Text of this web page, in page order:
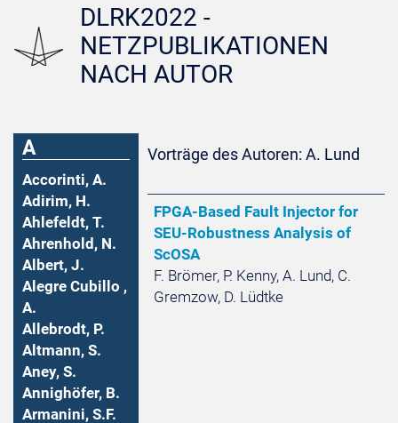
DLRK2022 -
NETZPUBLIKATIONEN
NACH AUTOR
A
Accorinti, A.
Adirim, H.
Ahlefeldt, T.
Ahrenhold, N.
Albert, J.
Alegre Cubillo ,
A.
Allebrodt, P.
Altmann, S.
Aney, S.
Annighöfer, B.
Armanini, S.F.
Vorträge des Autoren: A. Lund
FPGA-Based Fault Injector for
SEU-Robustness Analysis of
ScOSA
F. Brömer, P. Kenny, A. Lund, C.
Gremzow, D. Lüdtke